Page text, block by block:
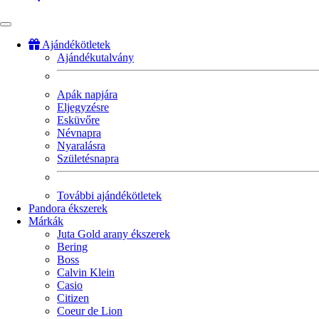
Ajándékötletek
Ajándékutalvány
Apák napjára
Eljegyzésre
Esküvőre
Névnapra
Nyaralásra
Születésnapra
További ajándékötletek
Pandora ékszerek
Márkák
Juta Gold arany ékszerek
Bering
Boss
Calvin Klein
Casio
Citizen
Coeur de Lion